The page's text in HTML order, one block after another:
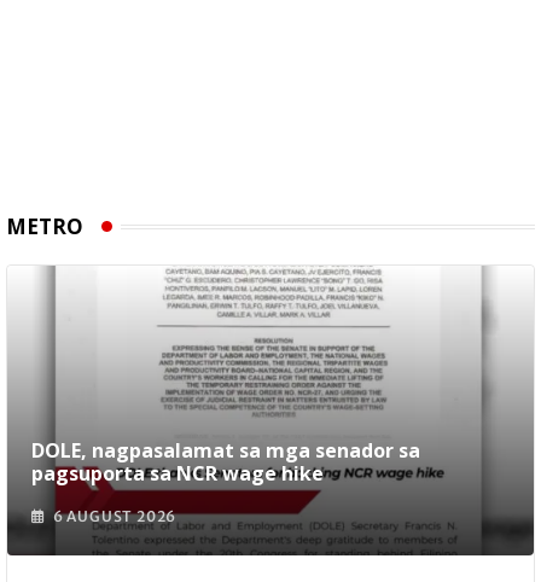
METRO
DOLE, nagpasalamat sa mga senador sa
pagsuporta sa NCR wage hike
6 AUGUST 2026